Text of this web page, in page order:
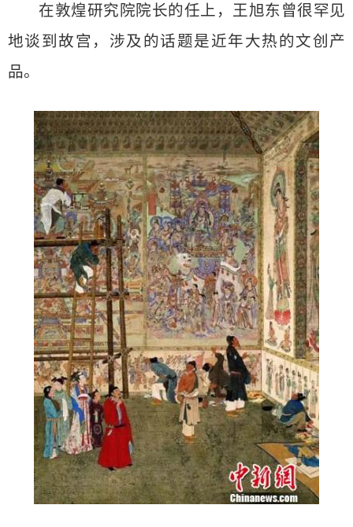
在敦煌研究院院长的任上，王旭东曾很罕见
地谈到故宫，涉及的话题是近年大热的文创产
品。